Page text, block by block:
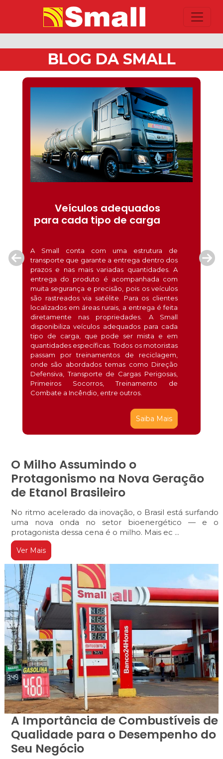
BLOG DA SMALL
Veículos adequados
para cada tipo de carga
A Small conta com uma estrutura de
transporte que garante a entrega dentro dos
prazos e nas mais variadas quantidades. A
entrega do produto é acompanhada com
muita segurança e precisão, pois os veículos
são rastreados via satélite. Para os clientes
localizados em áreas rurais, a entrega é feita
diretamente nas propriedades. A Small
disponibiliza veículos adequados para cada
tipo de carga, que pode ser mista e em
quantidades específicas. Todos os motoristas
passam por treinamentos de reciclagem,
onde são abordados temas como Direção
Defensiva, Transporte de Cargas Perigosas,
Primeiros Socorros, Treinamento de
Combate a Incêndio, entre outros.
Saiba Mais
O Milho Assumindo o
Protagonismo na Nova Geração
de Etanol Brasileiro
No ritmo acelerado da inovação, o Brasil está surfando
uma nova onda no setor bioenergético — e o
protagonista dessa cena é o milho. Mais ec ...
Ver Mais
A Importância de Combustíveis de
Qualidade para o Desempenho do
Seu Negócio